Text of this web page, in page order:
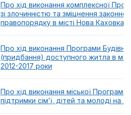
Про хід виконання комплексної
зі злочинністю та зміцнення
правопорядку в місті Нова Каховка
Про хід виконання Програми
(придбання) доступного житла в
2012-2017 роки
Про хід виконання міської Програми
підтримки сім’ї, дітей та молоді на